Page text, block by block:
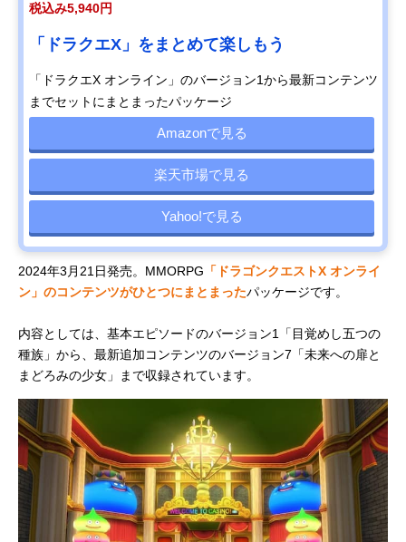
税込み5,940円
「ドラクエX」をまとめて楽しもう
「ドラクエX オンライン」のバージョン1から最新コンテンツ
までセットにまとまったパッケージ
Amazonで見る
楽天市場で見る
Yahoo!で見る
2024年3月21日発売。MMORPG 「ドラゴンクエストX オンライ
ン」のコンテンツがひとつにまとまったパッケージです。
内容としては、基本エピソードのバージョン1「目覚めし五つの
種族」から、最新追加コンテンツのバージョン7「未来への扉と
まどろみの少女」まで収録されています。